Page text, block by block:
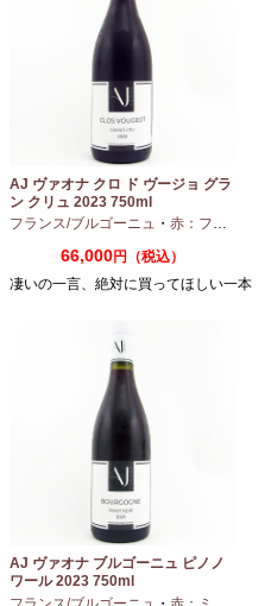
AJ ヴァオナ クロ ド ヴージョ グラ
ン クリュ 2023 750ml
フランス/ブルゴーニュ ・ 赤：フルボディ
66,000円（税込）
凄いの一言、絶対に買ってほしい一本
AJ ヴァオナ ブルゴーニュ ピノノ
ワール 2023 750ml